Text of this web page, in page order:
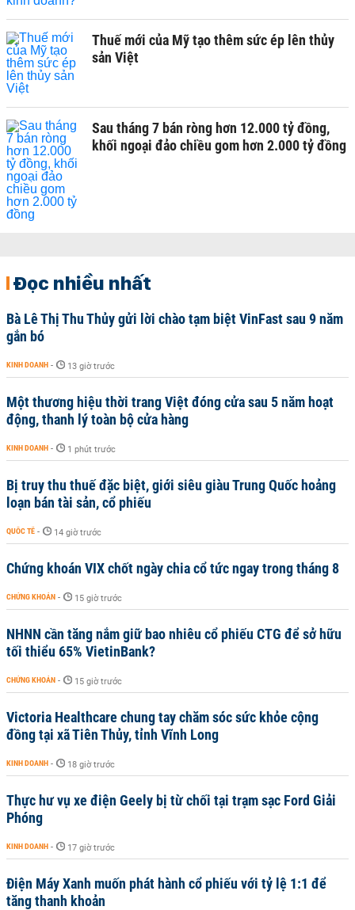
Thuế mới của Mỹ tạo thêm sức ép lên thủy
sản Việt
Sau tháng 7 bán ròng hơn 12.000 tỷ đồng,
khối ngoại đảo chiều gom hơn 2.000 tỷ đồng
Đọc nhiều nhất
Bà Lê Thị Thu Thủy gửi lời chào tạm biệt VinFast sau 9 năm
gắn bó
KINH DOANH - 13 giờ trước
Một thương hiệu thời trang Việt đóng cửa sau 5 năm hoạt
động, thanh lý toàn bộ cửa hàng
KINH DOANH - 1 phút trước
Bị truy thu thuế đặc biệt, giới siêu giàu Trung Quốc hoảng
loạn bán tài sản, cổ phiếu
QUỐC TẾ - 14 giờ trước
Chứng khoán VIX chốt ngày chia cổ tức ngay trong tháng 8
CHỨNG KHOÁN - 15 giờ trước
NHNN cần tăng nắm giữ bao nhiêu cổ phiếu CTG để sở hữu
tối thiểu 65% VietinBank?
CHỨNG KHOÁN - 15 giờ trước
Victoria Healthcare chung tay chăm sóc sức khỏe cộng
đồng tại xã Tiên Thủy, tỉnh Vĩnh Long
KINH DOANH - 18 giờ trước
Thực hư vụ xe điện Geely bị từ chối tại trạm sạc Ford Giải
Phóng
KINH DOANH - 17 giờ trước
Điện Máy Xanh muốn phát hành cổ phiếu với tỷ lệ 1:1 để
tăng thanh khoản